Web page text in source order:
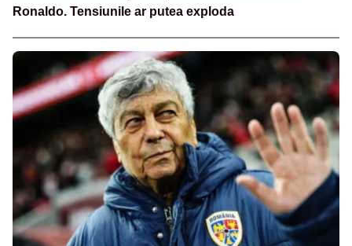
Ronaldo. Tensiunile ar putea exploda